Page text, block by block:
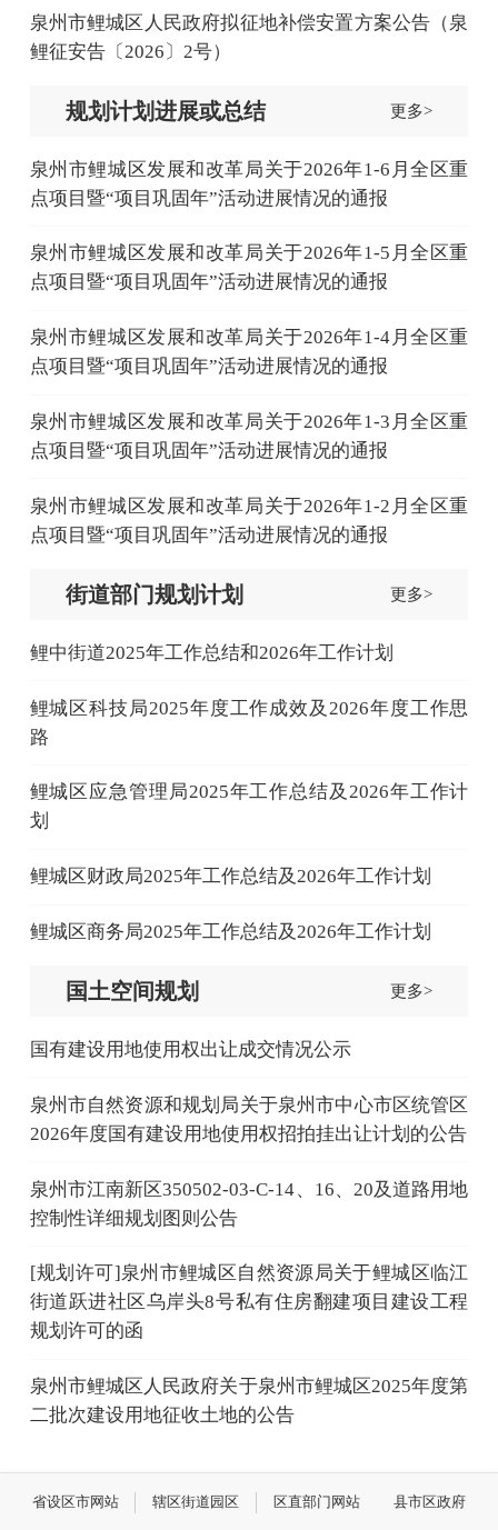
泉州市鲤城区人民政府拟征地补偿安置方案公告（泉
鲤征安告〔2026〕2号）
规划计划进展或总结 更多>
泉州市鲤城区发展和改革局关于2026年1-6月全区重
点项目暨“项目巩固年”活动进展情况的通报
泉州市鲤城区发展和改革局关于2026年1-5月全区重
点项目暨“项目巩固年”活动进展情况的通报
泉州市鲤城区发展和改革局关于2026年1-4月全区重
点项目暨“项目巩固年”活动进展情况的通报
泉州市鲤城区发展和改革局关于2026年1-3月全区重
点项目暨“项目巩固年”活动进展情况的通报
泉州市鲤城区发展和改革局关于2026年1-2月全区重
点项目暨“项目巩固年”活动进展情况的通报
街道部门规划计划 更多>
鲤中街道2025年工作总结和2026年工作计划
鲤城区科技局2025年度工作成效及2026年度工作思
路
鲤城区应急管理局2025年工作总结及2026年工作计
划
鲤城区财政局2025年工作总结及2026年工作计划
鲤城区商务局2025年工作总结及2026年工作计划
国土空间规划 更多>
国有建设用地使用权出让成交情况公示
泉州市自然资源和规划局关于泉州市中心市区统管区
2026年度国有建设用地使用权招拍挂出让计划的公告
泉州市江南新区350502-03-C-14、16、20及道路用地
控制性详细规划图则公告
[规划许可]泉州市鲤城区自然资源局关于鲤城区临江
街道跃进社区乌岸头8号私有住房翻建项目建设工程
规划许可的函
泉州市鲤城区人民政府关于泉州市鲤城区2025年度第
二批次建设用地征收土地的公告
省设区市网站 辖区街道园区 区直部门网站 县市区政府